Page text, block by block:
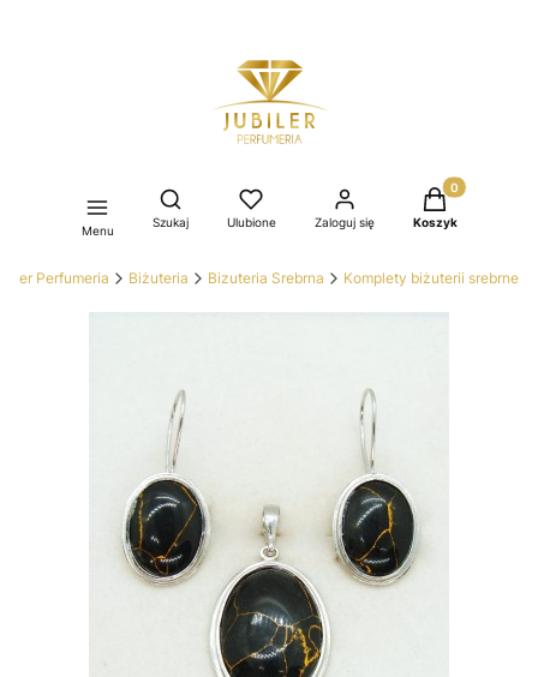
Menu
Otwórz wyszukiwarkę
Szukaj Ulubione Zaloguj się
Produkty w
Koszyk
Perfumeria Biżuteria Bizuteria Srebrna Komplety biżuterii srebrne